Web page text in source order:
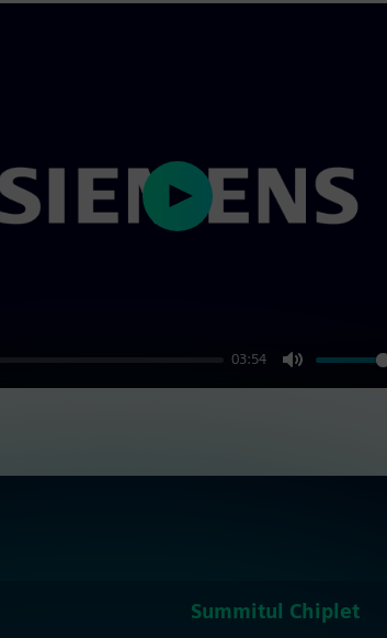
03:54
Mute
Play
Summitul Chiplet